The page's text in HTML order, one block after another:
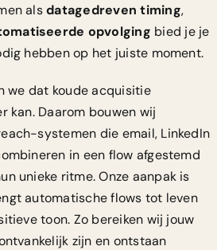
alsdatagedreven timing,
opvolging bied je je
hebben op het juiste moment.
we dat koude acquisitie
kan. Daarom bouwen wij
systemen die email, LinkedIn
in een flow afgestemd
unieke ritme. Onze aanpak is
automatische flows tot leven
toon. Zo bereiken wij jouw
zijn en ontstaan